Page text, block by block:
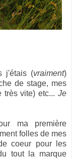
j'étais (vraiment)
de stage, mes
très vite) etc... Je
ma première
folles de mes
coeur pour les
tout la marque